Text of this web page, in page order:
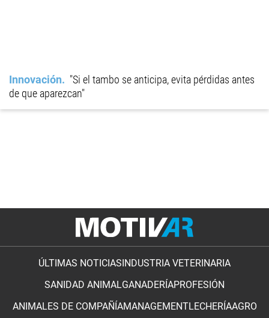
Innovación
"Si el tambo se anticipa, evita pérdidas antes
de que aparezcan"
ÚLTIMAS NOTICIAS INDUSTRIA VETERINARIA
SANIDAD ANIMALGANADERÍAPROFESIÓN
ANIMALES DE COMPAÑÍAMANAGEMENTLECHERÍAAGRO